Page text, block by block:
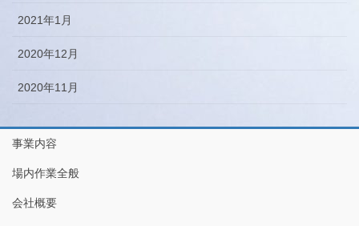
2021年1月
2020年12月
2020年11月
事業内容
場内作業全般
会社概要